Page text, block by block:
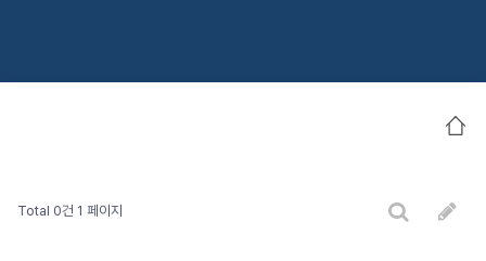
Total 0건 1 페이지